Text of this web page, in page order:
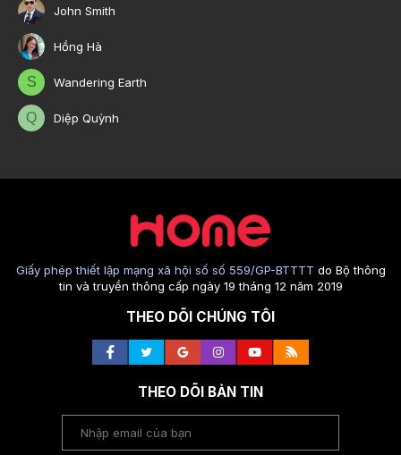
John Smith
Hồng Hà
S Wandering Earth
Q Diệp Quỳnh
Giấy phép thiết lập mạng xã hội số số 559/GP-BTTTT do Bộ thông
tin và truyền thông cấp ngày 19 tháng 12 năm 2019
THEO DÕI CHÚNG TÔI
THEO DÕI BẢN TIN